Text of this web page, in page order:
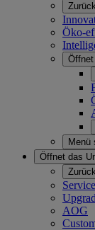
Zurück
Öko-
Menü
Öffnet das
Zurück
AOG